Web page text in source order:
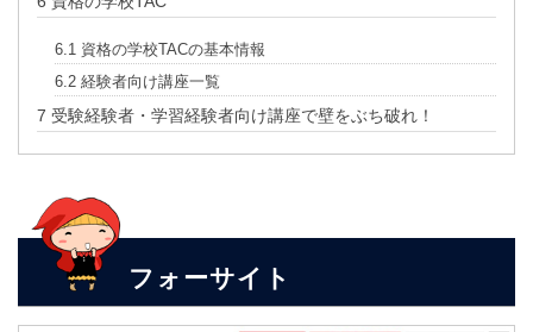
6.1 資格の学校TACの基本情報
6.2 経験者向け講座一覧
7 受験経験者・学習経験者向け講座で壁をぶち破れ！
フォーサイト